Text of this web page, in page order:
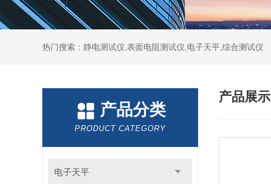
热门搜索：静电测试仪,表面电阻测试仪,电子天平,综合测试仪
产品分类
PRODUCT CATEGORY
电子天平
产品展示